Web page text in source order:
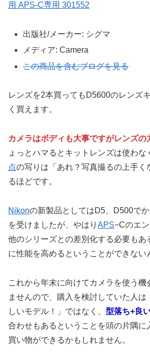
用 APS-C専用 301552
出版社/メーカー: シグマ
メディア: Camera
この商品を含むブログを見る
レンズを2本買ってもD5600のレンズ
く買えます。
カメラはボディも大事ですがレンズの
ょっとハマるとキットレンズは使わな
点の写りは「あれ？写真撮るの上手く
るほどです。
Nikonの新製品としてはD5、D500で
を受けましたが、やはり APS−Cのエ
他のシリーズとの差別化する必要もあ
に性能を高めるということができない
これから年末に向けてカメラを使う機
ませんので、購入を検討していた人
しいモデル！」ではなく、 型落ち+良
合わせもあるということを頭の片隅に
買い物ができるかもしれません。